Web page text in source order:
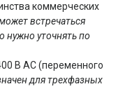
коммерческих
встречаться
нужно уточнять по
В AC (переменного
для трехфазных